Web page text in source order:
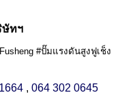
ษัทฯ
#ปั๊มแรงดันสูงฟูเช็ง
,064 302 0645